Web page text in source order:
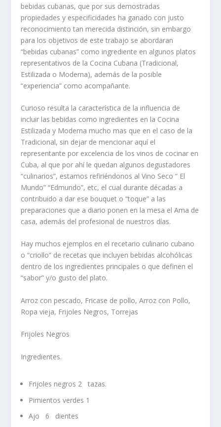
bebidas cubanas, que por sus demostradas
propiedades y especificidades ha ganado con justo
reconocimiento tan merecida distinción, sin embargo
para los objetivos de este trabajo se abordaran
“bebidas cubanas” como ingrediente en algunos platos
representativos de la Cocina Cubana (Tradicional,
Estilizada o Moderna), además de la posible
“experiencia” como acompañante.
Curioso resulta la característica de la influencia de
incluir las bebidas como ingredientes en la Cocina
Estilizada y Moderna mucho mas que en el caso de la
Tradicional, sin dejar de mencionar aquí el
representante por excelencia de los vinos de cocinar en
Cuba, al que por ahí le quedan algunos degustadores
“culinarios”, estamos refiriéndonos al Vino Seco “ El
Mundo” “Edmundo”, etc, el cual durante décadas a
contribuido a dar ese bouquet o “toque” a las
preparaciones que a diario ponen en la mesa el Ama de
casa, además del profesional de nuestros días.
Hay muchos ejemplos en el recetario culinario cubano
o “criollo” de recetas que incluyen bebidas alcohólicas
dentro de los ingredientes principales o que definen el
“sabor” y/o gusto del plato.
Arroz con pescado, Fricase de pollo, Arroz con Pollo,
Ropa vieja, Frijoles Negros, Torrejas
Frijoles Negros
Ingredientes.
Frijoles negros 2
tazas.
Pimientos verdes 1
Ajo
6
dientes